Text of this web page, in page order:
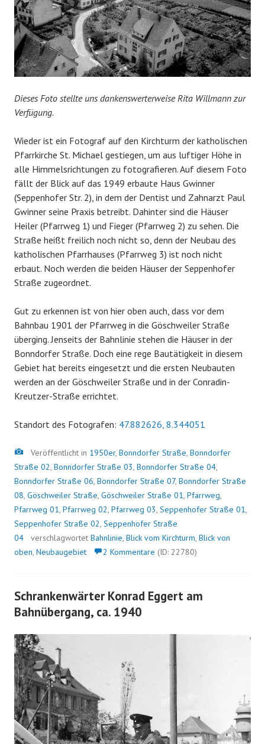
Dieses Foto stellte uns dankenswerterweise Rita Willmann zur
Verfügung.
Wieder ist ein Fotograf auf den Kirchturm der katholischen
Pfarrkirche St. Michael gestiegen, um aus luftiger Höhe in
alle Himmelsrichtungen zu fotografieren. Auf diesem Foto
fällt der Blick auf das 1949 erbaute Haus Gwinner
(Seppenhofer Str. 2), in dem der Dentist und Zahnarzt Paul
Gwinner seine Praxis betreibt. Dahinter sind die Häuser
Heiler (Pfarrweg 1) und Fieger (Pfarrweg 2) zu sehen. Die
Straße heißt freilich noch nicht so, denn der Neubau des
katholischen Pfarrhauses (Pfarrweg 3) ist noch nicht
erbaut. Noch werden die beiden Häuser der Seppenhofer
Straße zugeordnet.
Gut zu erkennen ist von hier oben auch, dass vor dem
Bahnbau 1901 der Pfarrweg in die Göschweiler Straße
überging. Jenseits der Bahnlinie stehen die Häuser in der
Bonndorfer Straße. Doch eine rege Bautätigkeit in diesem
Gebiet hat bereits eingesetzt und die ersten Neubauten
werden an der Göschweiler Straße und in der Conradin-
Kreutzer-Straße errichtet.
Standort des Fotografen: 47.882626, 8.344051
Bild
Veröffentlicht in 1950er, Bonndorfer Straße, Bonndorfer
Straße 02, Bonndorfer Straße 03, Bonndorfer Straße 04,
Bonndorfer Straße 06, Bonndorfer Straße 07, Bonndorfer Straße
08, Göschweiler Straße, Göschweiler Straße 01, Pfarrweg,
Pfarrweg 01, Pfarrweg 02, Pfarrweg 03, Seppenhofer Straße 01,
Seppenhofer Straße 02, Seppenhofer Straße
04
verschlagwortet Bahnlinie, Blick vom Kirchturm, Blick von
oben, Neubaugebiet 2 Kommentare (ID: 22780)
Schrankenwärter Konrad Eggert am
Bahnübergang, ca. 1940